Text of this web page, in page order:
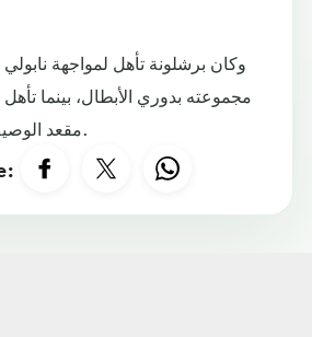
وكان برشلونة تأهل لمواجهة
مجموعته بدوري الأبطال، بينما
مقعد الوصيف خلف ريال مدريد.